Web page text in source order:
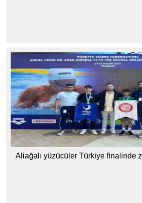
Aliağalı yüzücüler Türkiye finalinde